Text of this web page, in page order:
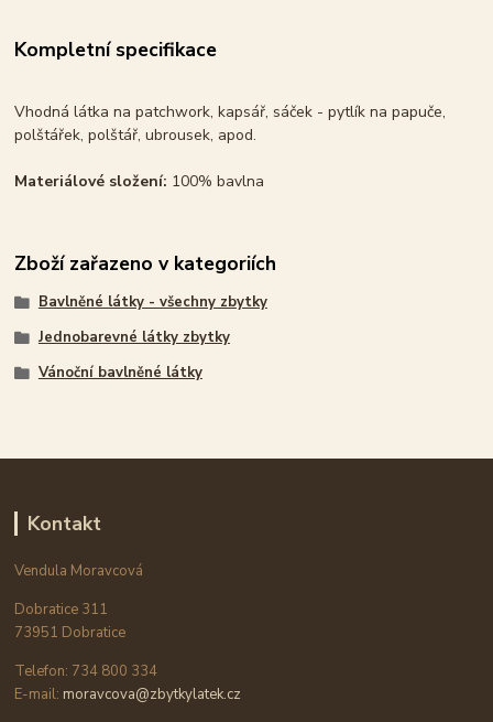
Kompletní specifikace
Vhodná látka na patchwork, kapsář, sáček - pytlík na papuče,
polštářek, polštář, ubrousek, apod.
Materiálové složení: 100% bavlna
Zboží zařazeno v kategoriích
Bavlněné látky - všechny zbytky
Jednobarevné látky zbytky
Vánoční bavlněné látky
Kontakt
Vendula Moravcová
Dobratice 311
73951 Dobratice
Telefon: 734 800 334
E-mail: moravcova@zbytkylatek.cz